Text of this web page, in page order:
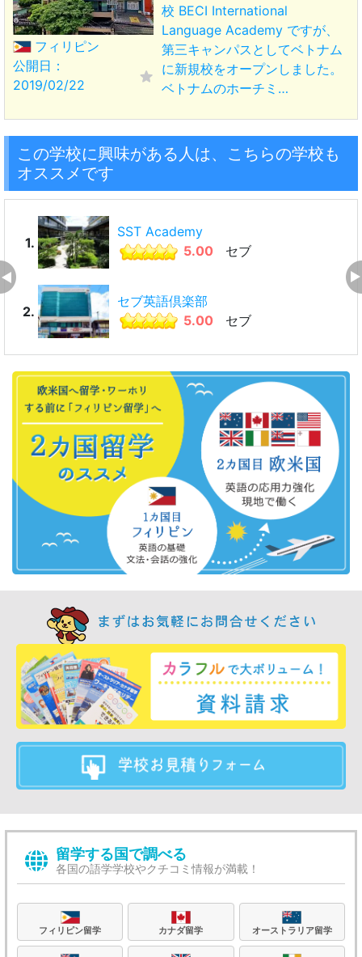
フィリピン
公開日：
2019/02/22
校 BECI International
Language Academy ですが、
第三キャンパスとしてベトナム
に新規校をオープンしました。
ベトナムのホーチミ…
この学校に興味がある人は、こちらの学校も
オススメです
1.
SST Academy
5.00
セブ
2.
セブ英語倶楽部
5.00
セブ
留学する国で調べる
各国の語学学校やクチコミ情報が満載！
フィリピン留学 カナダ留学 オーストラリア留学